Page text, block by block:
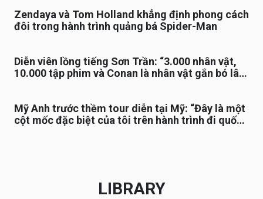
Zendaya và Tom Holland khẳng định phong cách
đôi trong hành trình quảng bá Spider-Man
Diễn viên lồng tiếng Sơn Trần: “3.000 nhân vật,
10.000 tập phim và Conan là nhân vật gắn bó lâu
Mỹ Anh trước thềm tour diễn tại Mỹ: “Đây là một
cột mốc đặc biệt của tôi trên hành trình đi quốc
LIBRARY